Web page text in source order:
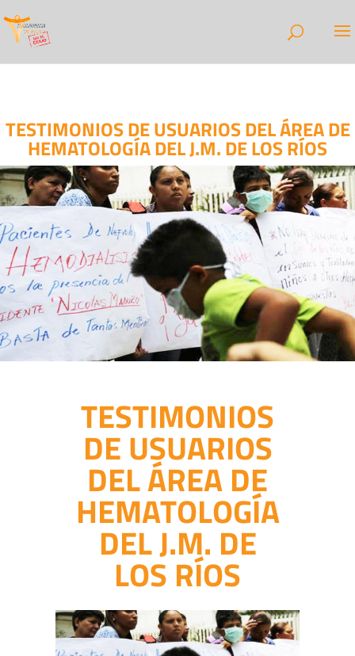
TESTIMONIOS DE USUARIOS DEL ÁREA DE
HEMATOLOGÍA DEL J.M. DE LOS RÍOS
TESTIMONIOS
DE USUARIOS
DEL ÁREA DE
HEMATOLOGÍA
DEL J.M. DE
LOS RÍOS